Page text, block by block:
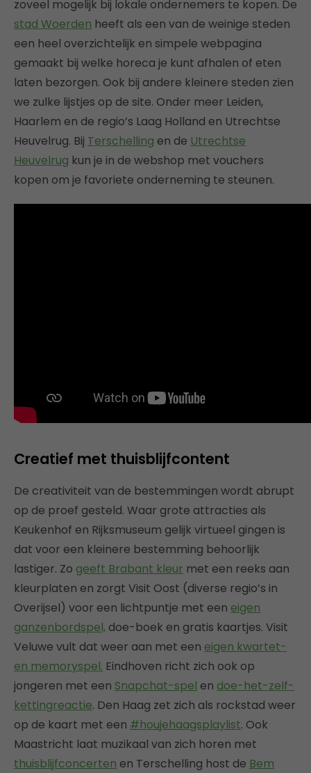
zoveel mogelijk bij lokale ondernemers te kopen. De
stad Woerden heeft als een van de weinige steden
een heel overzichtelijk en simpele webpagina
gemaakt bij welke horeca je kunt afhalen of eten
laten bezorgen. Ook bij andere kleinere steden zien
we zulke lijstjes op de site. Onder meer Leiden,
Haarlem en de regio’s Laag Holland en Utrechtse
Heuvelrug. Bij Terschelling en de Utrechtse
Heuvelrug kun je in de webshop met vouchers
kopen om je favoriete onderneming te steunen.
Creatief met thuisblijfcontent
De creativiteit van de bestemmingen wordt abrupt
op de proef gesteld. Waar grote attracties als
Keukenhof en Rijksmuseum gelijk virtueel gingen is
dat voor een kleinere bestemming behoorlijk
lastiger. Zo geeft Brabant kleur met een reeks aan
kleurplaten en zorgt Visit Oost (diverse regio’s in
Overijsel) voor een lichtpuntje met een eigen
ganzenbordspel, doe-boek en gratis kaartjes. Visit
Veluwe vult dat weer aan met een eigen kwartet-
en memoryspel. Eindhoven richt zich ook op
jongeren met een Snapchat-spel en doe-het-zelf-
kettingreactie. Den Haag zet zich als rockstad weer
op de kaart met een #houjehaagsplaylist. Ook
Maastricht laat muzikaal van zich horen met
thuisblijfconcerten en Terschelling host de Bem